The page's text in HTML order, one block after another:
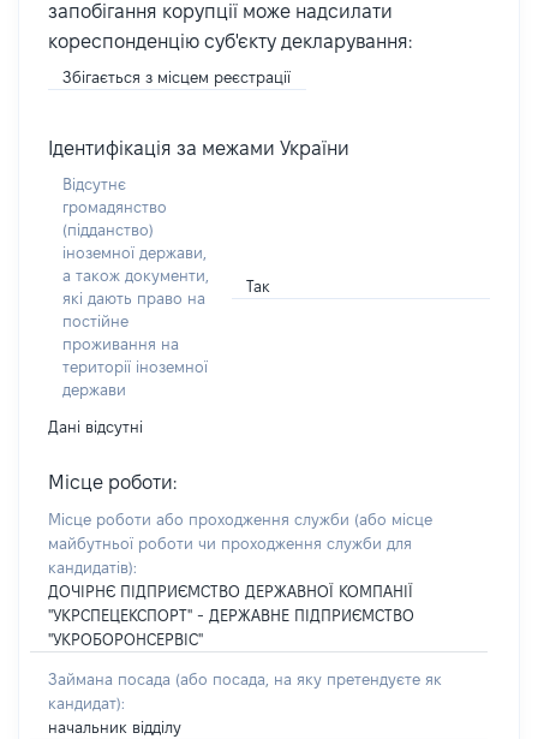
запобігання корупції може надсилати
кореспонденцію суб'єкту декларування:
Збігається з місцем реєстрації
Ідентифікація за межами України
Відсутнє
громадянство
(підданство)
іноземної держави,
а також документи,
які дають право на
постійне
проживання на
території іноземної
держави
Так
Дані відсутні
Місце роботи:
Місце роботи або проходження служби (або місце
майбутньої роботи чи проходження служби для
кандидатів):
ДОЧІРНЄ ПІДПРИЄМСТВО ДЕРЖАВНОЇ КОМПАНІЇ
"УКРСПЕЦЕКСПОРТ" - ДЕРЖАВНЕ ПІДПРИЄМСТВО
"УКРОБОРОНСЕРВІС"
Займана посада (або посада, на яку претендуєте як
кандидат):
начальник відділу